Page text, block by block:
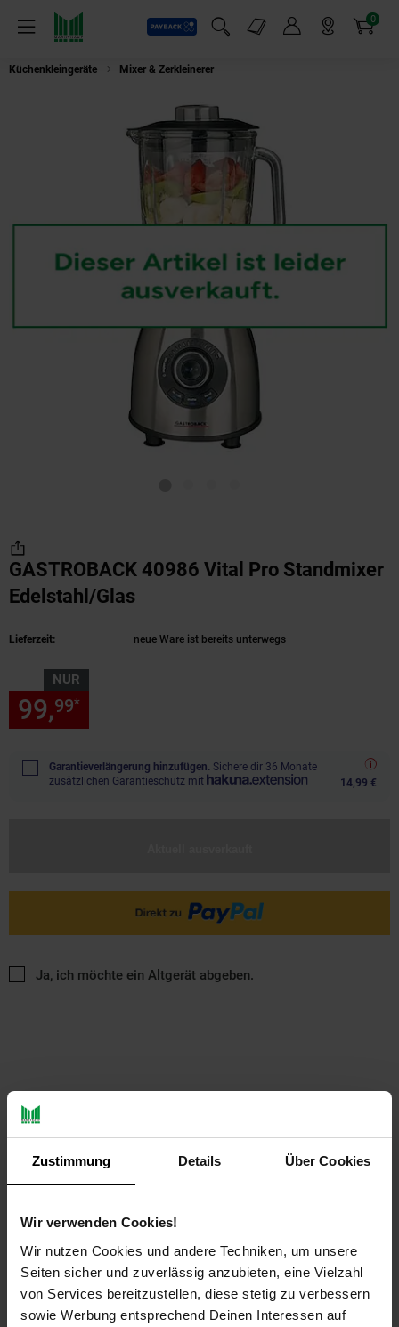
Zustimmung Details Über Cookies
Wir verwenden Cookies!
Wir nutzen Cookies und andere Techniken, um unsere
Seiten sicher und zuverlässig anzubieten, eine Vielzahl
von Services bereitzustellen, diese stetig zu verbessern
sowie Werbung entsprechend Deinen Interessen auf
Menü
Payback
Suchfeld einblenden
Markt-Angebote 0
Artikel
Küchenkleingeräte Mixer & Zerkleinerer
GASTROBACK 40986 Vital Pro Standmixer
Edelstahl/Glas
Lieferzeit: neue Ware ist bereits unterwegs
NUR
99,99*
Garantieverlängerung hinzufügen. Sichere dir 36 Monate
zusätzlichen Garantieschutz mit
14,99 €
Ja, ich möchte ein Altgerät abgeben.
PAYBACK
Produktbeschreibung